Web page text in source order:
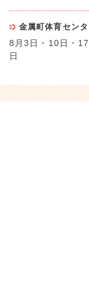
金属町体育セン
8月3日・10日・
日